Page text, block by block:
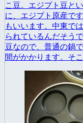
こ豆。エジプト豆と
に、エジプト原産で
もいいます。中東で
られているんだそう
豆なので、普通の鍋
間がかかります。そ